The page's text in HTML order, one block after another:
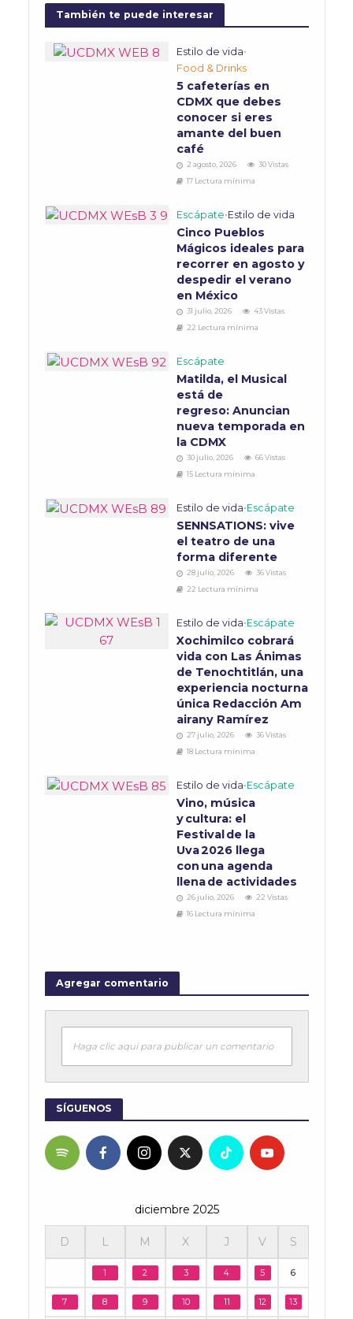
También te puede interesar
Estilo de vida•
Food & Drinks
5 cafeterías en
CDMX que debes
conocer si eres
amante del buen
café
2 agosto, 2026
30 Vistas
17 Lectura mínima
Escápate•Estilo de vida
Cinco Pueblos
Mágicos ideales para
recorrer en agosto y
despedir el verano
en México
31 julio, 2026
43 Vistas
22 Lectura mínima
Escápate
Matilda, el Musical
está de
regreso: Anuncian
nueva temporada en
la CDMX
30 julio, 2026
66 Vistas
15 Lectura mínima
Estilo de vida•Escápate
SENNSATIONS: vive
el teatro de una
forma diferente
28 julio, 2026
36 Vistas
22 Lectura mínima
Estilo de vida•Escápate
Xochimilco cobrará
vida con Las Ánimas
de Tenochtitlán, una
experiencia nocturna
única Redacción Am
airany Ramírez
27 julio, 2026
36 Vistas
18 Lectura mínima
Estilo de vida•Escápate
Vino, música
y cultura: el
Festival de la
Uva 2026 llega
con una agenda
llena de actividades
26 julio, 2026
22 Vistas
16 Lectura mínima
Agregar comentario
Haga clic aquí para publicar un comentario
SÍGUENOS
diciembre 2025
D L M X J V S
1 2 3 4 5 6
7 8 9 10 11 12 13